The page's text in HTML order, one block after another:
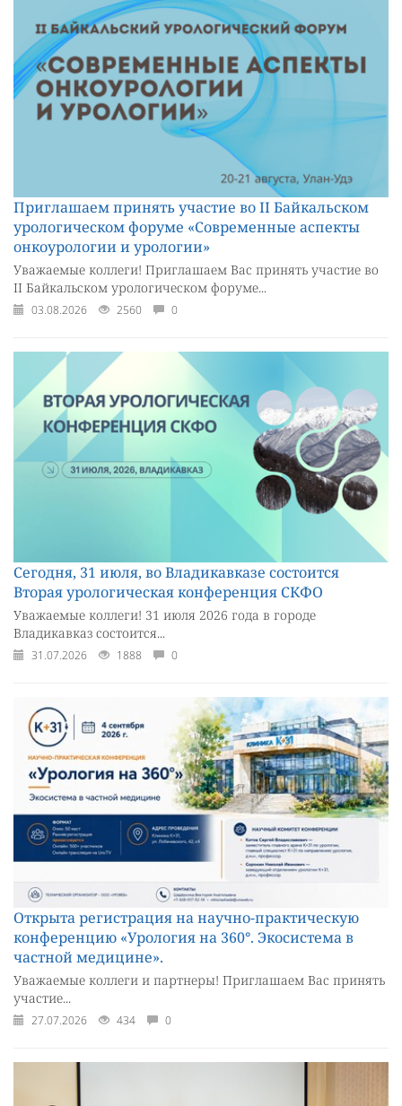
Приглашаем принять участие во II Байкальском
урологическом форуме «Современные аспекты
онкоурологии и урологии»
Уважаемые коллеги! Приглашаем Вас принять участие во
II Байкальском урологическом форуме...
03.08.2026 2560 0
Сегодня, 31 июля, во Владикавказе состоится
Вторая урологическая конференция СКФО
Уважаемые коллеги! 31 июля 2026 года в городе
Владикавказ состоится...
31.07.2026 1888 0
Открыта регистрация на научно-практическую
конференцию «Урология на 360°. Экосистема в
частной медицине».
Уважаемые коллеги и партнеры! Приглашаем Вас принять
участие...
27.07.2026 434 0